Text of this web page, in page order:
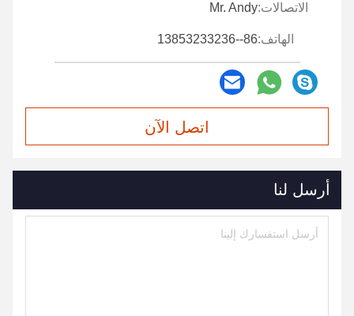
الاتصالات:Mr. Andy
الهاتف:86--13853233236
اتصل الآن
أرسل لنا